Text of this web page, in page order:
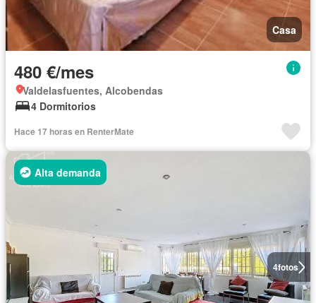
Casa
480 €/mes
Valdelasfuentes, Alcobendas
4 Dormitorios
Hace 17 horas en RenterMate
4fotos
Alta demanda